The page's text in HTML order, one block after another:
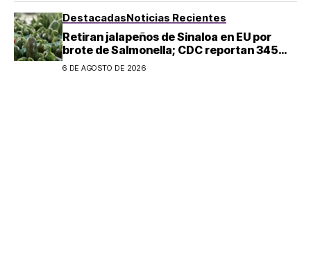
DestacadasNoticias Recientes
Retiran jalapeños de Sinaloa en EU por
brote de Salmonella; CDC reportan 345
casos
6 DE AGOSTO DE 2026